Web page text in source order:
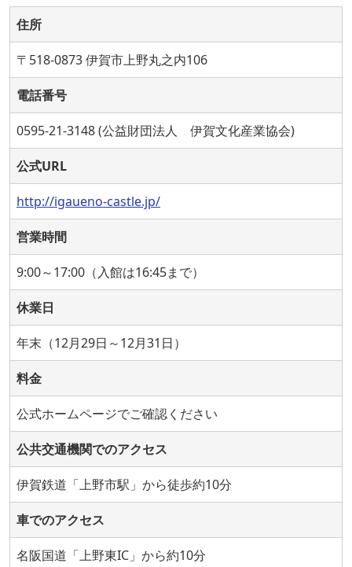
住所
〒518-0873 伊賀市上野丸之内106
電話番号
0595-21-3148 (公益財団法人 伊賀文化産業協会)
公式URL
http://igaueno-castle.jp/
営業時間
9:00～17:00（入館は16:45まで）
休業日
年末（12月29日～12月31日）
料金
公式ホームページでご確認ください
公共交通機関でのアクセス
伊賀鉄道「上野市駅」から徒歩約10分
車でのアクセス
名阪国道「上野東IC」から約10分